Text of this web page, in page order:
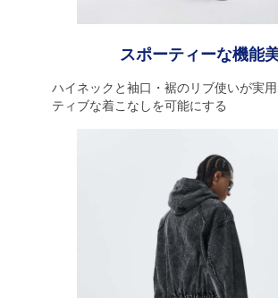
スポーティーな機能
ハイネックと袖口・裾のリブ使いが実
ティブな着こなしを可能にする